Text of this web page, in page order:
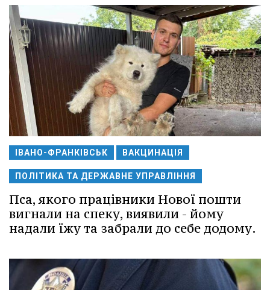
ІВАНО-ФРАНКІВСЬК ВАКЦИНАЦІЯ
ПОЛІТИКА ТА ДЕРЖАВНЕ УПРАВЛІННЯ
Пса, якого працівники Нової пошти
вигнали на спеку, виявили - йому
надали їжу та забрали до себе додому.